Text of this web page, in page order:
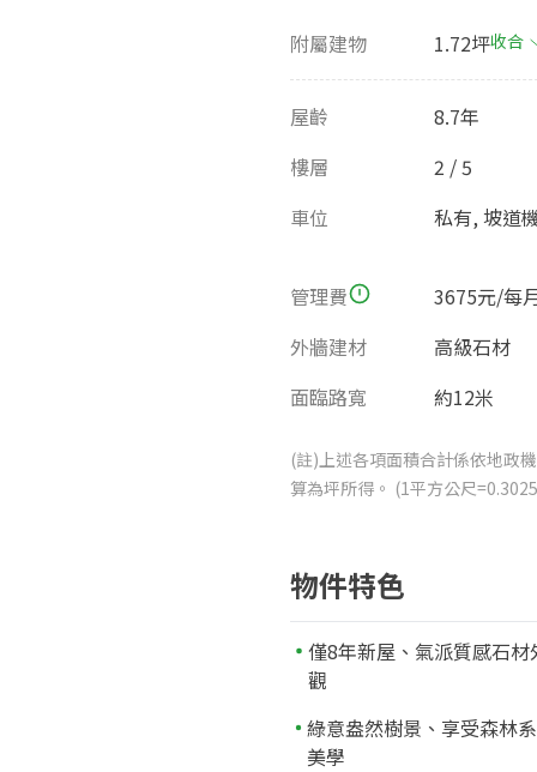
附屬建物 1.72坪收合
屋齡
8.7年
樓層
2 / 5
車位
私有, 坡道
管理費
3675元/每
外牆建材
高級石材
面臨路寬
約12米
(註)上述各項面積合計係依地政
算為坪所得。 (1平方公尺
物件特色
僅8年新屋、氣派質感石材
觀
綠意盎然樹景、享受森林系
美學